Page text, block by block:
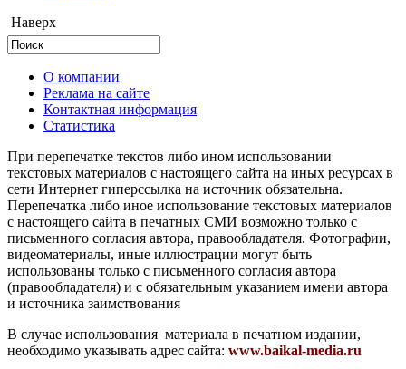
Наверх
О компании
Реклама на сайте
Контактная информация
Статистика
При перепечатке текстов либо ином использовании
текстовых материалов с настоящего сайта на иных ресурсах в
сети Интернет гиперссылка на источник обязательна.
Перепечатка либо иное использование текстовых материалов
с настоящего сайта в печатных СМИ возможно только с
письменного согласия автора, правообладателя. Фотографии,
видеоматериалы, иные иллюстрации могут быть
использованы только с письменного согласия автора
(правообладателя) и с обязательным указанием имени автора
и источника заимствования
В случае использования материала в печатном издании,
необходимо указывать адрес сайта: www.baikal-media.ru